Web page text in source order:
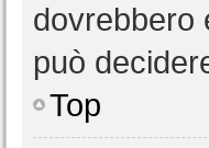
dovrebbero
può
Top